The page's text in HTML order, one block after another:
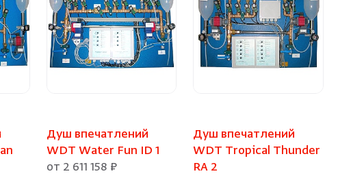
Душ впечатлений
WDT Water Fun ID 1
от 2 611 158 ₽
Душ впечатлений
WDT Tropical Thunder
RA 2